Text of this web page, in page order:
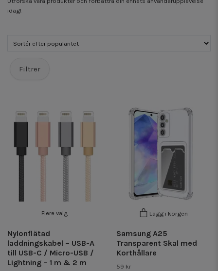
idag!
Filtrer
Flere valg
Nylonflätad
laddningskabel – USB-A
till USB-C / Micro-USB /
Lightning – 1 m & 2 m
Lägg i korgen
Samsung A25
Transparent Skal med
Korthållare
59 kr